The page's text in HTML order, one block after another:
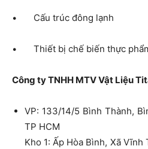
• Cấu trúc đông lạnh
• Thiết bị chế biến thực
Công ty TNHH MTV Vật Liệu
VP: 133/14/5 Bình Thành,
TP HCM
Kho 1: Ấp Hòa Bình, Xã